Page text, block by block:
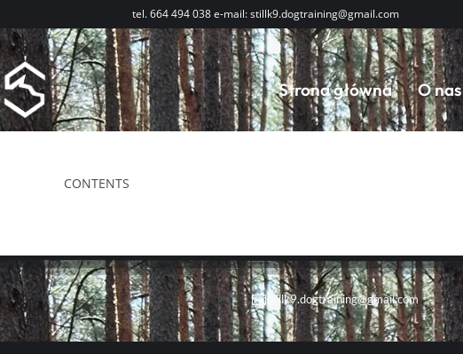
tel. 664 494 038 e-mail: stillk9.dogtraining@gmail.com
Strona główna O nas
Lokalizacje
CONTENTS
stillk9.dogtraining@gmail.com